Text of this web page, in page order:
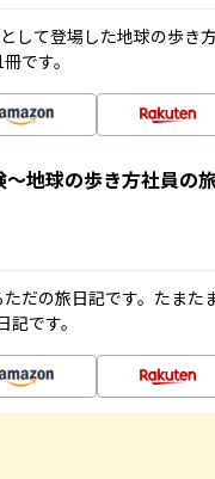
して登場した地球の歩
です。
地球の歩き方社員の
だの旅日記です。たま
です。